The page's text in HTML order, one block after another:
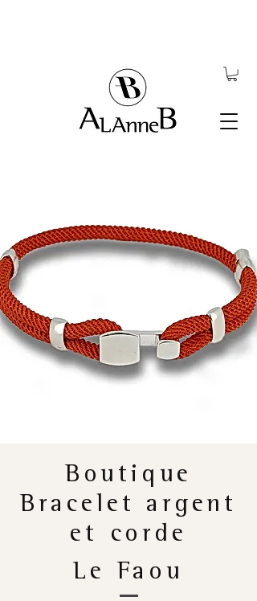
Boutique
Bracelet argent
et corde
Le Faou